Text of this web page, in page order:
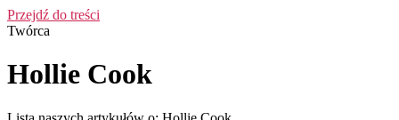
Przejdź do treści
Twórca
Hollie Cook